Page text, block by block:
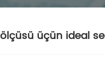
ölçüsü üçün ideal